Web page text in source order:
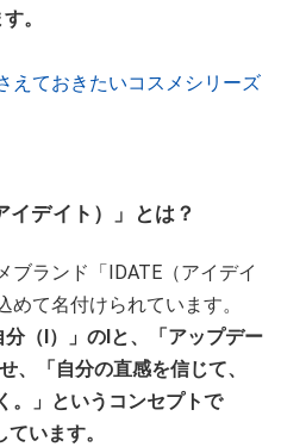
。
えておきたいコスメシリーズ
イデイト）」とは？
ブランド「IDATE（アイデイ
めて名付けられています。
（I）」のIと、「アップデー
、「自分の直感を信じて、
。」というコンセプトで
います。